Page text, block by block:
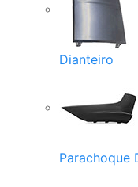
Dianteiro
Parachoque